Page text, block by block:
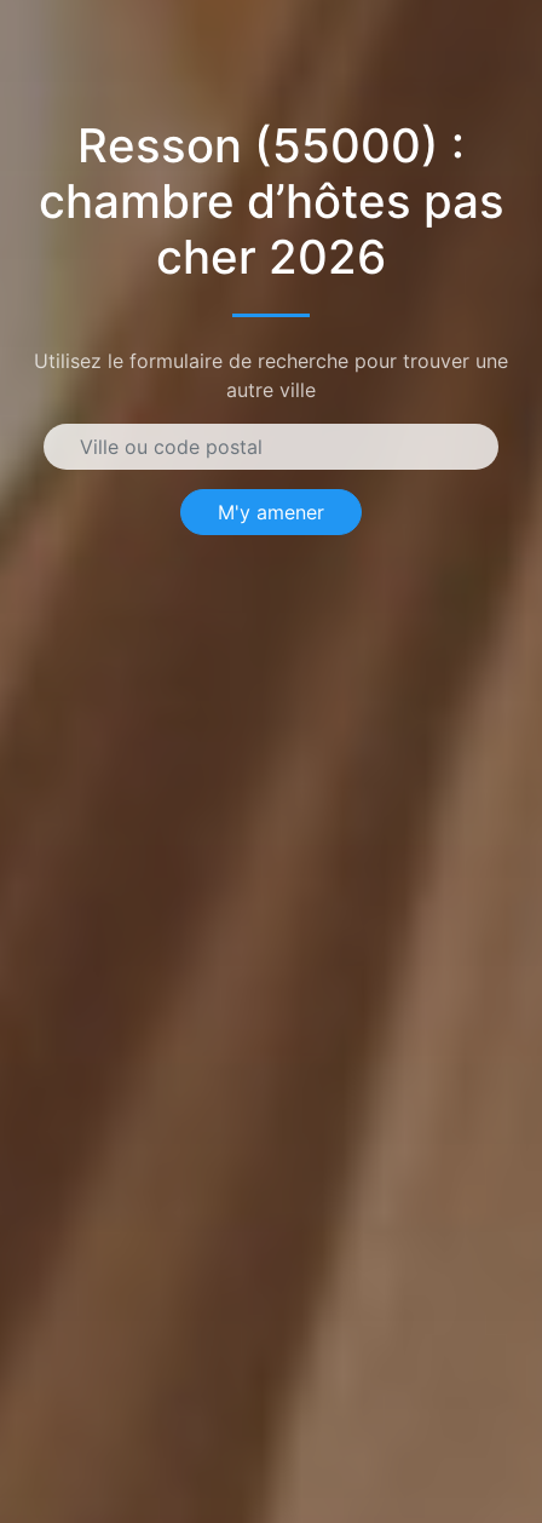
Resson (55000) :
chambre d’hôtes pas
cher 2026
Utilisez le formulaire de recherche pour trouver une
autre ville
M'y amener